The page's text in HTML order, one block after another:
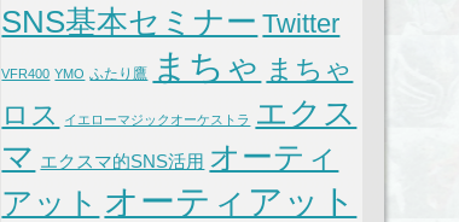
SNS基本セミナー Twitter
VFR400 YMO ふたり鷹 まちゃ まちゃ
ロス
イエローマジックオーケストラ
エクス
マ エクスマ的SNS活用 オーティ
アット オーティアット